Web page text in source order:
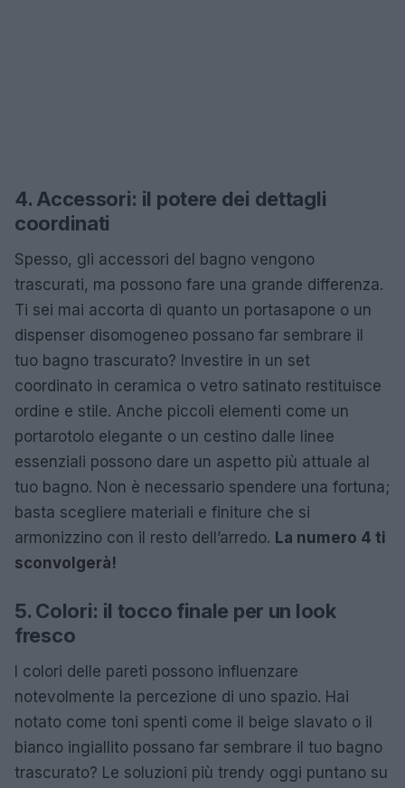
4. Accessori: il potere dei dettagli
coordinati
Spesso, gli accessori del bagno vengono
trascurati, ma possono fare una grande differenza.
Ti sei mai accorta di quanto un portasapone o un
dispenser disomogeneo possano far sembrare il
tuo bagno trascurato? Investire in un set
coordinato in ceramica o vetro satinato restituisce
ordine e stile. Anche piccoli elementi come un
portarotolo elegante o un cestino dalle linee
essenziali possono dare un aspetto più attuale al
tuo bagno. Non è necessario spendere una fortuna;
basta scegliere materiali e finiture che si
armonizzino con il resto dell’arredo. La numero 4 ti
sconvolgerà!
5. Colori: il tocco finale per un look
fresco
I colori delle pareti possono influenzare
notevolmente la percezione di uno spazio. Hai
notato come toni spenti come il beige slavato o il
bianco ingiallito possano far sembrare il tuo bagno
trascurato? Le soluzioni più trendy oggi puntano su